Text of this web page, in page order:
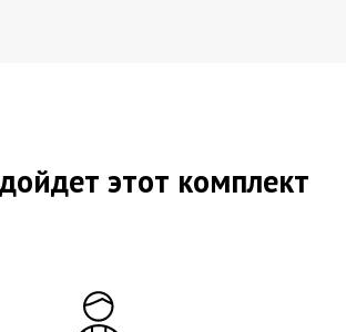
этот комплект